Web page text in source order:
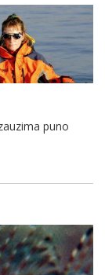
puno